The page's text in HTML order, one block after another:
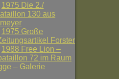
1975 Die 2./
130 aus
1975 Große
Forster
1988 Free Lion –
72 im Raum
– Galerie